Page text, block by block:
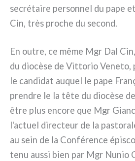
secré­tai­re per­son­nel du pape
Cin, très pro­che du second.
En outre, ce même Mgr Dal
du dio­cè­se de Vittorio
le can­di­dat auquel le pape
pren­dre le la tête du dio­cè­se
être plus enco­re que Mgr
l'actuel direc­teur de la
au sein de la Conférence
te­nu aus­si bien par Mgr Nunio